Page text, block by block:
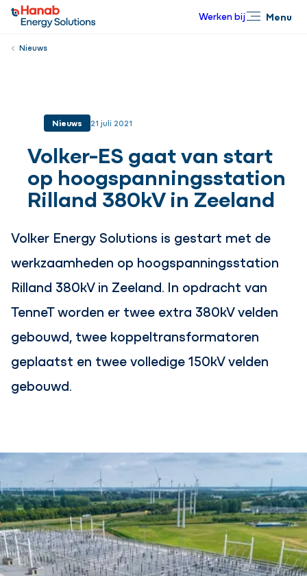
Werken bij Menu
Nieuws
Nieuws 21 juli 2021
Volker-ES gaat van start
op hoogspanningsstation
Rilland 380kV in Zeeland
Volker Energy Solutions is gestart met de
werkzaamheden op hoogspanningsstation
Rilland 380kV in Zeeland. In opdracht van
TenneT worden er twee extra 380kV velden
gebouwd, twee koppeltransformatoren
geplaatst en twee volledige 150kV velden
gebouwd.
Sluiten